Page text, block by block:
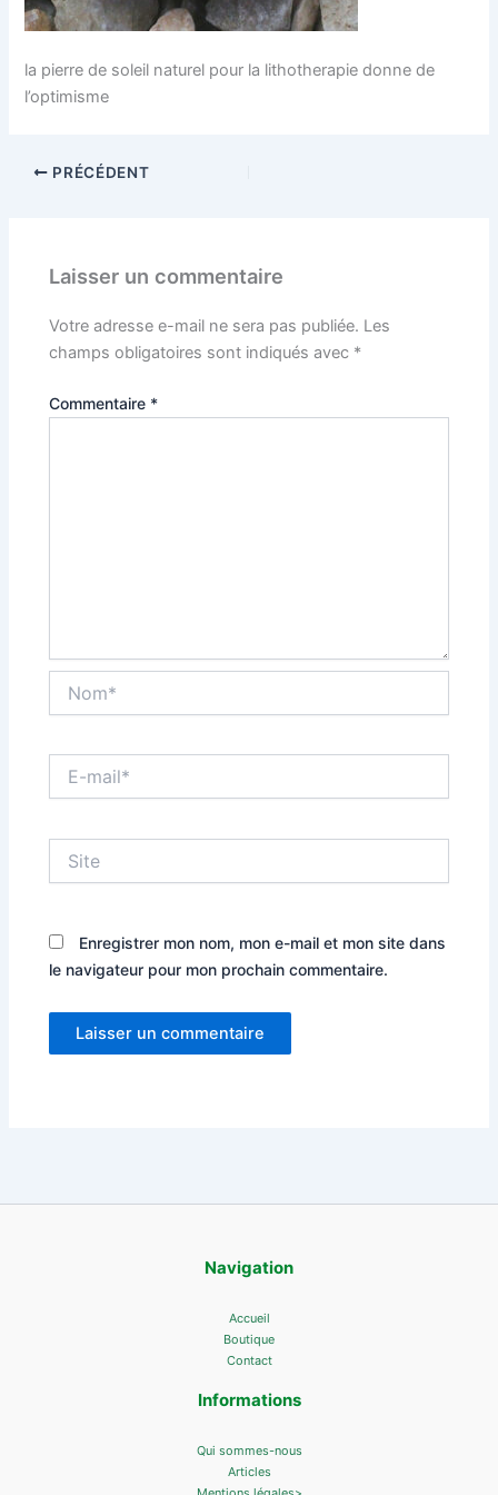
la pierre de soleil naturel pour la lithotherapie donne de
l’optimisme
PRÉCÉDENT
Laisser un commentaire
Votre adresse e-mail ne sera pas publiée. Les
champs obligatoires sont indiqués avec *
Commentaire *
mail*
Enregistrer mon nom, mon e-mail et mon site dans
le navigateur pour mon prochain commentaire.
Navigation
Accueil
Boutique
Contact
Informations
Qui sommes-nous
Articles